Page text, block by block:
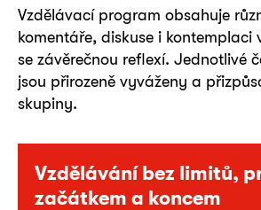
Vzdělávání bez limitů,
začátkem a koncem
Vzdělávací program obsahuje
komentáře, diskuse i kontemplaci
se závěrečnou reflexí. Jednotlivé
jsou přirozeně vyváženy a
skupiny.